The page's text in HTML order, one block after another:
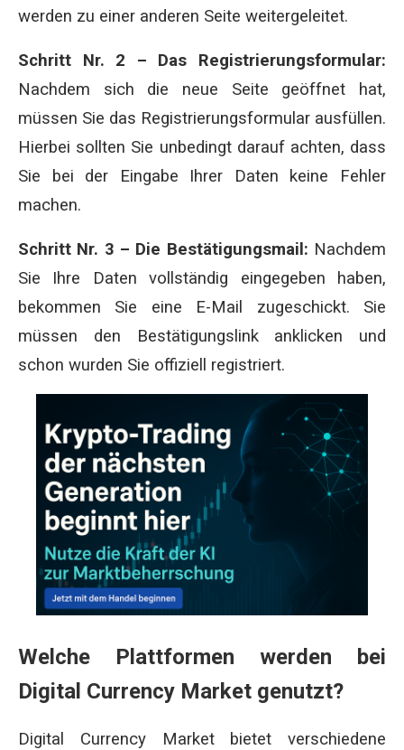
werden zu einer anderen Seite weitergeleitet.
Schritt Nr. 2 – Das Registrierungsformular:
Nachdem sich die neue Seite geöffnet hat,
müssen Sie das Registrierungsformular ausfüllen.
Hierbei sollten Sie unbedingt darauf achten, dass
Sie bei der Eingabe Ihrer Daten keine Fehler
machen.
Schritt Nr. 3 – Die Bestätigungsmail: Nachdem
Sie Ihre Daten vollständig eingegeben haben,
bekommen Sie eine E-Mail zugeschickt. Sie
müssen den Bestätigungslink anklicken und
schon wurden Sie offiziell registriert.
Welche Plattformen werden bei
Digital Currency Market genutzt?
Digital Currency Market bietet verschiedene